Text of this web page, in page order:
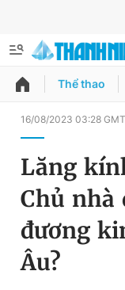
QUẢNG CÁO
Chuyên mục
Chuyên mục khác
Chào ngày mới
Đổi mật khẩu
Tin đã lưu
Tin đã xem
Thể thao
16/08/2023 03:28
Lăng
Chủ nhà
đương
Âu?